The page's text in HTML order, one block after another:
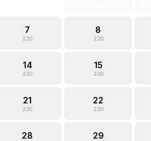
7
220
8
220
14
220
15
220
21
220
22
220
28 29